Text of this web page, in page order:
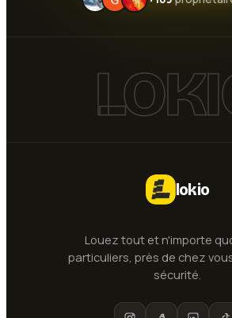
lokio
Louez tout et n'importe
particuliers, près de chez
sécurité.